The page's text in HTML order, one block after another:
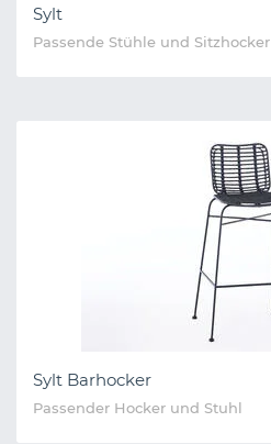
Sylt
Passende Stühle und Sitzhocker
Sylt Barhocker
Passender Hocker und Stuhl